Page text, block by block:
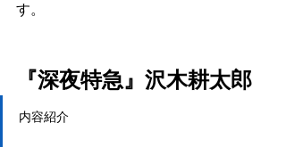
す。
『深夜特急』沢木耕太郎
内容紹介